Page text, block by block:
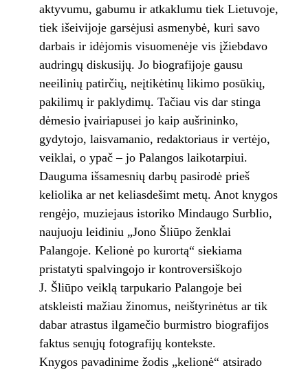
aktyvumu, gabumu ir atkaklumu tiek Lietuvoje,
tiek išeivijoje garsėjusi asmenybė, kuri savo
darbais ir idėjomis visuomenėje vis įžiebdavo
audringų diskusijų. Jo biografijoje gausu
neeilinių patirčių, neįtikėtinų likimo posūkių,
pakilimų ir paklydimų. Tačiau vis dar stinga
dėmesio įvairiapusei jo kaip aušrininko,
gydytojo, laisvamanio, redaktoriaus ir vertėjo,
veiklai, o ypač – jo Palangos laikotarpiui.
Dauguma išsamesnių darbų pasirodė prieš
keliolika ar net keliasdešimt metų. Anot knygos
rengėjo, muziejaus istoriko Mindaugo Surblio,
naujuoju leidiniu „Jono Šliūpo ženklai
Palangoje. Kelionė po kurortą“ siekiama
pristatyti spalvingojo ir kontroversiškojo
J. Šliūpo veiklą tarpukario Palangoje bei
atskleisti mažiau žinomus, neištyrinėtus ar tik
dabar atrastus ilgamečio burmistro biografijos
faktus senųjų fotografijų kontekste.
Knygos pavadinime žodis „kelionė“ atsirado